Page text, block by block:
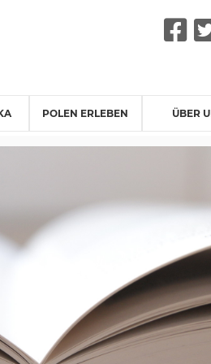
POLEN ERLEBEN ÜBER